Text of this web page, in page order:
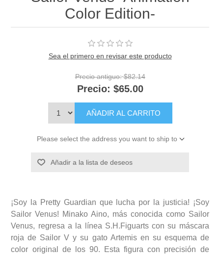
Color Edition-
Sea el primero en revisar este producto
Precio antiguo: $82.14
Precio: $65.00
AÑADIR AL CARRITO
Please select the address you want to ship to
Añadir a la lista de deseos
¡Soy la Pretty Guardian que lucha por la justicia! ¡Soy
Sailor Venus! Minako Aino, más conocida como Sailor
Venus, regresa a la línea S.H.Figuarts con su máscara
roja de Sailor V y su gato Artemis en su esquema de
color original de los 90. Esta figura con precisión de